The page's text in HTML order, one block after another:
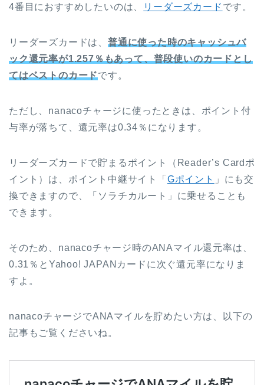
4番目におすすめしたいのは、 リーダーズカード です。
リーダーズカードは、 普通に使った時のキャッシュバ
ック還元率が1.257％もあって、普段使いのカードとし
てはベストのカードです。
ただし、nanacoチャージに使ったときは、ポイント付
与率が落ちて、還元率は0.34％になります。
リーダーズカードで貯まるポイント（Reader’s Cardポ
イント）は、ポイント中継サイト「 Gポイント
」にも交
換できますので、「ソラチカルート」に乗せることも
できます。
そのため、nanacoチャージ時のANAマイル還元率は、
0.31％とYahoo! JAPANカードに次ぐ還元率になりま
すよ。
nanacoチャージでANAマイルを貯めたい方は、以下の
記事もご覧くださいね。